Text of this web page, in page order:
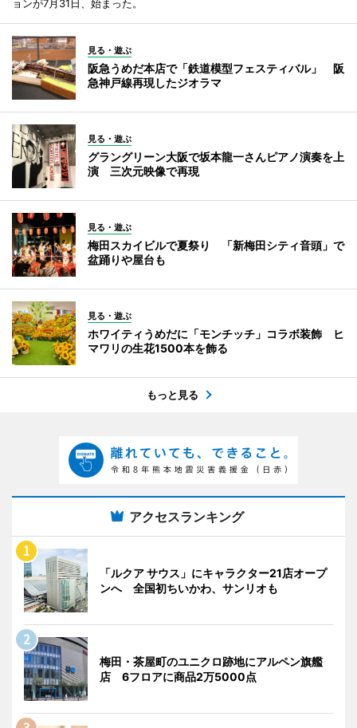
ョンが7月31日、始まった。
見る・遊ぶ
阪急うめだ本店で「鉄道模型フェスティバル」 阪
急神戸線再現したジオラマ
見る・遊ぶ
グラングリーン大阪で坂本龍一さんピアノ演奏を上
演 三次元映像で再現
見る・遊ぶ
梅田スカイビルで夏祭り 「新梅田シティ音頭」で
盆踊りや屋台も
見る・遊ぶ
ホワイティうめだに「モンチッチ」コラボ装飾 ヒ
マワリの生花1500本を飾る
もっと見る
アクセスランキング
「ルクア サウス」にキャラクター21店オープ
ンへ 全国初ちいかわ、サンリオも
梅田・茶屋町のユニクロ跡地にアルペン旗艦
店 6フロアに商品2万5000点